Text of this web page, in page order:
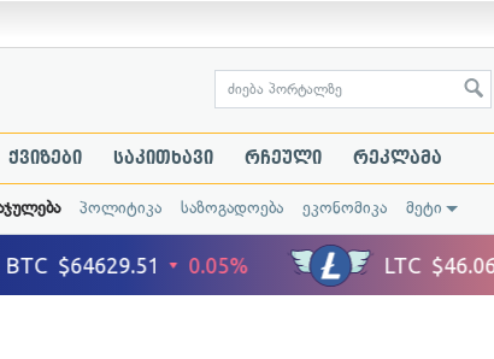
ქვიზები საკითხავი რჩეული რეკლამა
პოლიტიკა საზოგადოება ეკონომიკა მეტი